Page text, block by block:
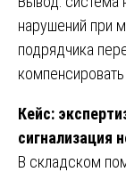
нарушений при
подрядчика
Кейс:
сигнализация
В складском